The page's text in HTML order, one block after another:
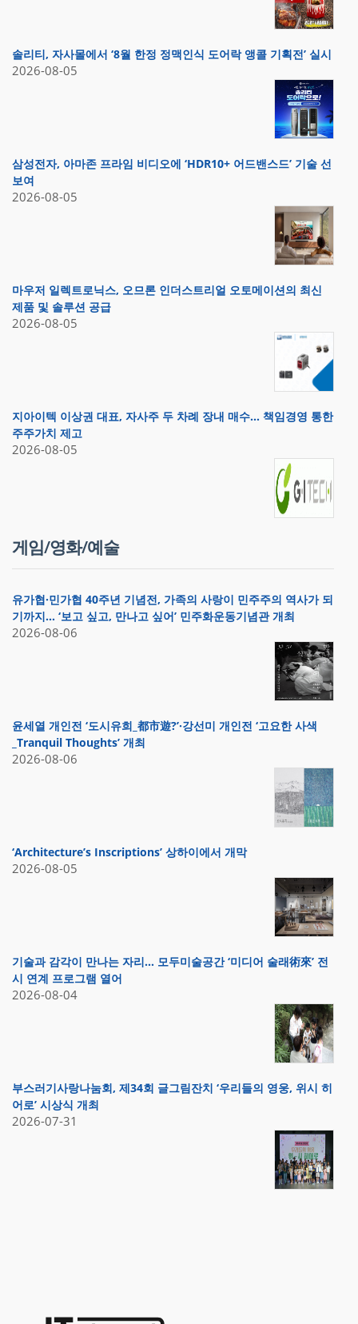
솔리티, 자사몰에서 ‘8월 한정 정맥인식 도어락 앵콜 기획전’ 실시
2026-08-05
삼성전자, 아마존 프라임 비디오에 ‘HDR10+ 어드밴스드’ 기술 선
보여
2026-08-05
마우저 일렉트로닉스, 오므론 인더스트리얼 오토메이션의 최신
제품 및 솔루션 공급
2026-08-05
지아이텍 이상권 대표, 자사주 두 차례 장내 매수… 책임경영 통한
주주가치 제고
2026-08-05
게임/영화/예술
유가협·민가협 40주년 기념전, 가족의 사랑이 민주주의 역사가 되
기까지… ‘보고 싶고, 만나고 싶어’ 민주화운동기념관 개최
2026-08-06
윤세열 개인전 ‘도시유희_都市遊?’·강선미 개인전 ‘고요한 사색
_Tranquil Thoughts’ 개최
2026-08-06
‘Architecture’s Inscriptions’ 상하이에서 개막
2026-08-05
기술과 감각이 만나는 자리… 모두미술공간 ‘미디어 술래術來’ 전
시 연계 프로그램 열어
2026-08-04
부스러기사랑나눔회, 제34회 글그림잔치 ‘우리들의 영웅, 위시 히
어로’ 시상식 개최
2026-07-31